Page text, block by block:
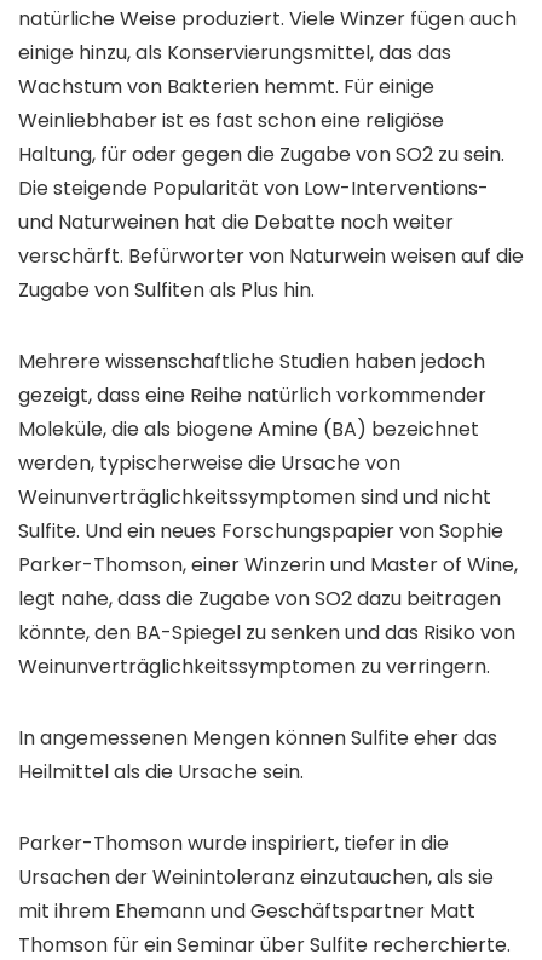
natürliche Weise produziert. Viele Winzer fügen auch
einige hinzu, als Konservierungsmittel, das das
Wachstum von Bakterien hemmt. Für einige
Weinliebhaber ist es fast schon eine religiöse
Haltung, für oder gegen die Zugabe von SO2 zu sein.
Die steigende Popularität von Low-Interventions-
und Naturweinen hat die Debatte noch weiter
verschärft. Befürworter von Naturwein weisen auf die
Zugabe von Sulfiten als Plus hin.
Mehrere wissenschaftliche Studien haben jedoch
gezeigt, dass eine Reihe natürlich vorkommender
Moleküle, die als biogene Amine (BA) bezeichnet
werden, typischerweise die Ursache von
Weinunverträglichkeitssymptomen sind und nicht
Sulfite. Und ein neues Forschungspapier von Sophie
Parker-Thomson, einer Winzerin und Master of Wine,
legt nahe, dass die Zugabe von SO2 dazu beitragen
könnte, den BA-Spiegel zu senken und das Risiko von
Weinunverträglichkeitssymptomen zu verringern.
In angemessenen Mengen können Sulfite eher das
Heilmittel als die Ursache sein.
Parker-Thomson wurde inspiriert, tiefer in die
Ursachen der Weinintoleranz einzutauchen, als sie
mit ihrem Ehemann und Geschäftspartner Matt
Thomson für ein Seminar über Sulfite recherchierte.